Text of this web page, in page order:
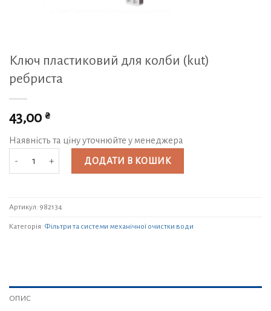
Ключ пластиковий для колби (kut)
ребриста
43,00 ₴
Наявність та ціну уточнюйте у менеджера
Ключ пластиковий для колби (kut) ребриста кількість
ДОДАТИ В КОШИК
Артикул: 982134
Категорія: Фільтри та системи механічної очистки води
ОПИС